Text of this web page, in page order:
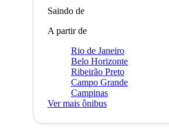
Saindo de
A partir de
Rio de Janeiro
Belo Horizonte
Ribeirão Preto
Campo Grande
Campinas
Ver mais ônibus